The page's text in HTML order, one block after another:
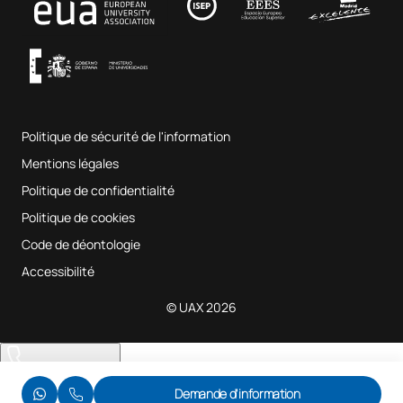
Musique et arts du spectacle
Salles de musique
Conditions générales d'utilisation
Système interne d'assurance qualité
Plan du site
© UAX 2026
Politique de sécurité de l'information
Mentions légales
Politique de confidentialité
Politique de cookies
Code de déontologie
Accessibilité
Nous vous appelons
Demande d'information